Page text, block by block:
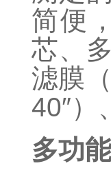
简便
芯、
滤膜
40″）
多功